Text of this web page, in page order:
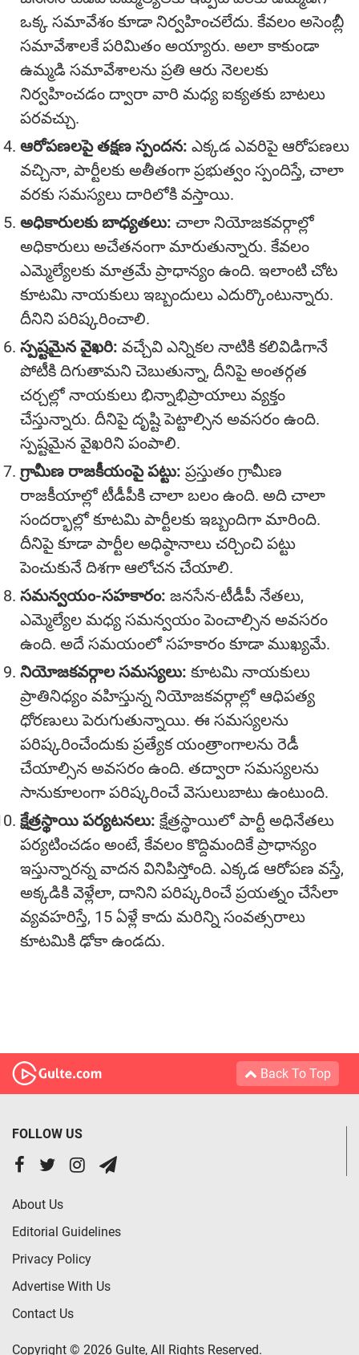
ఒక్క సమావేశం కూడా నిర్వహించలేదు. కేవలం అసెంబ్లీ
సమావేశాలకే పరిమితం అయ్యారు. అలా కాకుండా
ఉమ్మడి సమావేశాలను ప్రతి ఆరు నెలల‌కు
నిర్వహించడం ద్వారా వారి మధ్య ఐక్యతకు బాటలు
పరవచ్చు.
ఆరోపణల‌పై త‌క్షణ స్పంద‌న: ఎక్కడ ఎవ‌రిపై ఆరోపణలు
వచ్చినా, పార్టీల‌కు అతీతంగా ప్రభుత్వం స్పందిస్తే, చాలా
వర‌కు సమస్యలు దారిలోకి వస్తాయి.
అధికారుల‌కు బాధ్యతలు: చాలా నియోజకవర్గాల్లో
అధికారులు అచేతనంగా మారుతున్నారు. కేవలం
ఎమ్మెల్యేల‌కు మాత్రమే ప్రాధాన్యం ఉంది. ఇలాంటి చోట
కూటమి నాయకులు ఇబ్బందులు ఎదుర్కొంటున్నారు.
దీనిని పరిష్కరించాలి.
స్పష్టమైన వైఖరి: వచ్చేవి ఎన్నికల నాటికి కలివిడిగానే
పోటీకి దిగుతామని చెబుతున్నా, దీనిపై అంతర్గత
చర్చల్లో నాయకులు భిన్నాభిప్రాయాలు వ్యక్తం
చేస్తున్నారు. దీనిపై దృష్టి పెట్టాల్సిన అవసరం ఉంది.
స్పష్టమైన వైఖరిని పంపాలి.
గ్రామీణ రాజకీయంపై పట్టు: ప్రస్తుతం గ్రామీణ
రాజకీయాల్లో టీడీపీకి చాలా బలం ఉంది. అది చాలా
సందర్భాల్లో కూటమి పార్టీలకు ఇబ్బందిగా మారింది.
దీనిపై కూడా పార్టీల అధిష్ఠానాలు చర్చించి పట్టు
పెంచుకునే దిశగా ఆలోచన చేయాలి.
సమన్వయం-సహకారం: జనసేన-టీడీపీ నేతలు,
ఎమ్మెల్యేల మధ్య సమన్వయం పెంచాల్సిన అవసరం
ఉంది. అదే సమయంలో సహకారం కూడా ముఖ్యమే.
నియోజకవర్గాల సమస్యలు: కూటమి నాయకులు
ప్రాతినిధ్యం వహిస్తున్న నియోజకవర్గాల్లో ఆధిపత్య
ధోరణులు పెరుగుతున్నాయి. ఈ సమస్యలను
పరిష్కరించేందుకు ప్రత్యేక యంత్రాంగాలను రెడీ
చేయాల్సిన అవసరం ఉంది. తద్వారా సమస్యలను
సానుకూలంగా పరిష్కరించే వెసులుబాటు ఉంటుంది.
క్షేత్రస్థాయి పర్యటనలు: క్షేత్రస్థాయిలో పార్టీ అధినేతలు
పర్యటించడం అంటే, కేవలం కొద్దిమందికే ప్రాధాన్యం
ఇస్తున్నారన్న వాదన వినిపిస్తోంది. ఎక్కడ ఆరోపణ వస్తే,
అక్కడికి వెళ్లేలా, దానిని పరిష్కరించే ప్రయత్నం చేసేలా
వ్యవహరిస్తే, 15 ఏళ్లే కాదు మరిన్ని సంవత్సరాలు
కూటమికి ఢోకా ఉండదు.
Back To Top
FOLLOW US
About Us
Editorial Guidelines
Privacy Policy
Advertise With Us
Contact Us
Copyright © 2026 Gulte, All Rights Reserved.